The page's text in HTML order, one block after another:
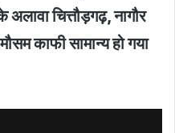
चित्तौड़गढ़, नागौर
काफी सामान्य हो गया